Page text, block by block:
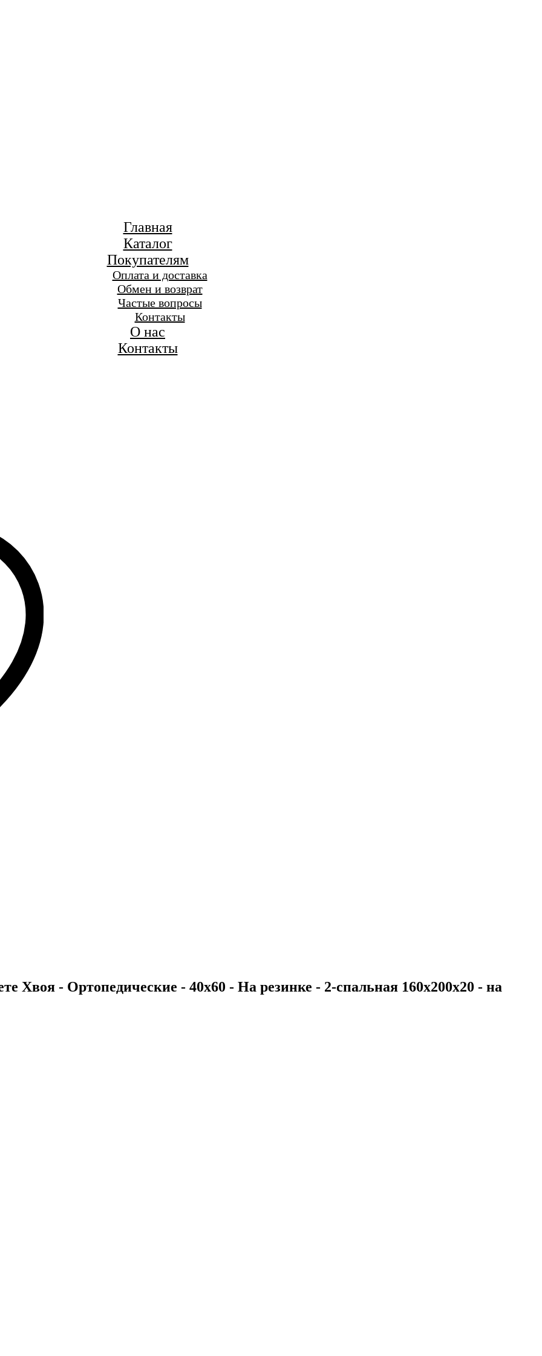
Главная
Каталог
Покупателям
Оплата и доставка
Обмен и возврат
Частые вопросы
Контакты
О нас
Контакты
Хвоя - Ортопедические - 40х60 - На резинке - 2-спальная 160х200х20 - на